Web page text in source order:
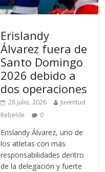
Erislandy
Álvarez fuera de
Santo Domingo
2026 debido a
dos operaciones
28 julio, 2026
Juventud
Rebelde
0
Erislandy Álvarez, uno de
los atletas con más
responsabilidades dentro
de la delegación y fuerte